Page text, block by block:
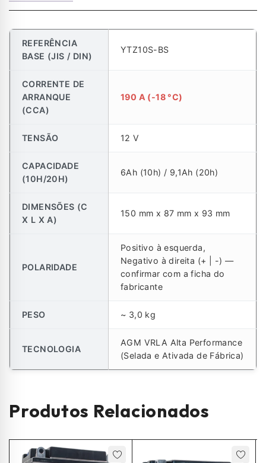
REFERÊNCIA
BASE (JIS / DIN)
YTZ10S-BS
CORRENTE DE
ARRANQUE
(CCA)
190 A (-18 °C)
TENSÃO 12 V
CAPACIDADE
(10H/20H)
6Ah (10h) / 9,1Ah (20h)
DIMENSÕES (C
X L X A)
150 mm x 87 mm x 93 mm
POLARIDADE
Positivo à esquerda,
Negativo à direita (+ | -) —
confirmar com a ficha do
fabricante
PESO ~ 3,0 kg
TECNOLOGIA
AGM VRLA Alta Performance
(Selada e Ativada de Fábrica)
Produtos Relacionados